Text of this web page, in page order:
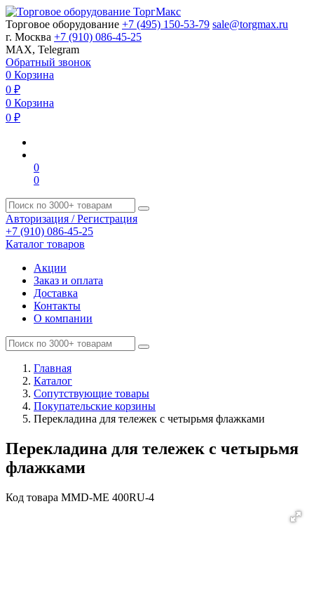
Торговое оборудование +7 (495) 150-53-79 sale@torgmax.ru
г. Москва +7 (910) 086-45-25
MAX, Telegram
Обратный звонок
0 Корзина
0 ₽
0 Корзина
0 ₽
0
0
Авторизация / Регистрация
+7 (910) 086-45-25
Каталог товаров
Акции
Заказ и оплата
Доставка
Контакты
О компании
Главная
Каталог
Сопутствующие товары
Покупательские корзины
Перекладина для тележек с четырьмя флажками
Перекладина для тележек с четырьмя
флажками
Код товара MMD-ME 400RU-4